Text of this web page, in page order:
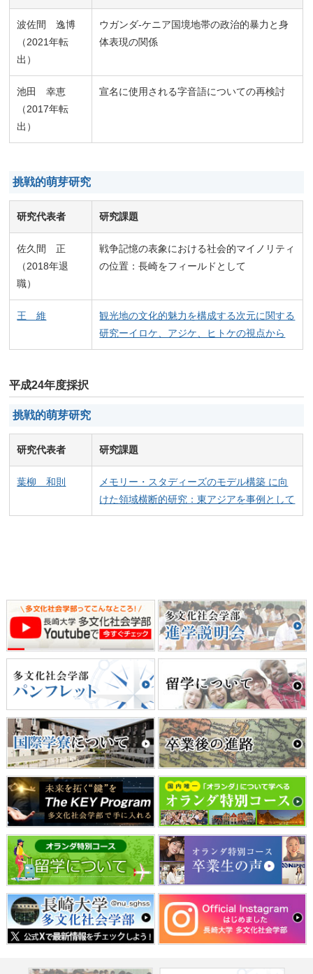
波佐間 逸博
（2021年転
出）
ウガンダ-ケニア国境地帯の政治的暴力と身
体表現の関係
池田 幸恵
（2017年転
出）
宣名に使用される字音語についての再検討
挑戦的萌芽研究
研究代表者 研究課題
佐久間 正
（2018年退
職）
戦争記憶の表象における社会的マイノリティ
の位置：長崎をフィールドとして
王 維
観光地の文化的魅力を構成する次元に関する
研究ーイロケ、アジケ、ヒトケの視点から
平成24年度採択
挑戦的萌芽研究
研究代表者 研究課題
葉柳 和則
メモリー・スタディーズのモデル構築 に向
けた領域横断的研究：東アジアを事例として